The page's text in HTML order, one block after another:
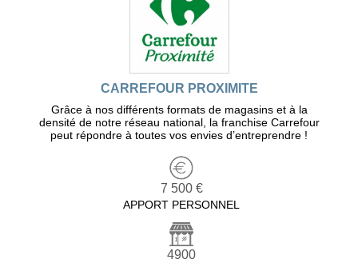
CARREFOUR PROXIMITE
Grâce à nos différents formats de magasins et à la
densité de notre réseau national, la franchise Carrefour
peut répondre à toutes vos envies d’entreprendre !
7 500 €
APPORT PERSONNEL
4900